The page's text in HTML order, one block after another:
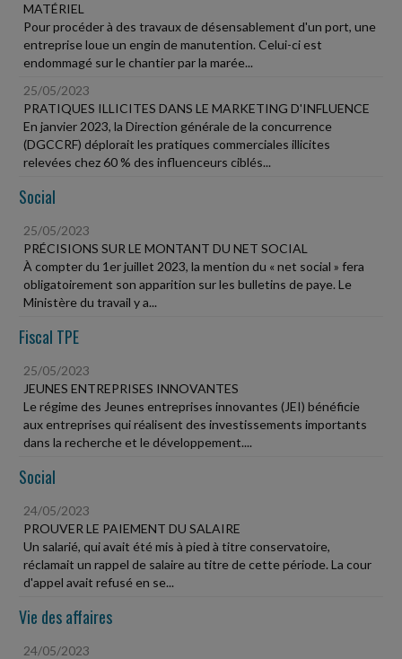
MATÉRIEL
Pour procéder à des travaux de désensablement d'un port, une
entreprise loue un engin de manutention. Celui-ci est
endommagé sur le chantier par la marée...
25/05/2023
PRATIQUES ILLICITES DANS LE MARKETING D'INFLUENCE
En janvier 2023, la Direction générale de la concurrence
(DGCCRF) déplorait les pratiques commerciales illicites
relevées chez 60 % des influenceurs ciblés...
Social
25/05/2023
PRÉCISIONS SUR LE MONTANT DU NET SOCIAL
À compter du 1er juillet 2023, la mention du « net social » fera
obligatoirement son apparition sur les bulletins de paye. Le
Ministère du travail y a...
Fiscal TPE
25/05/2023
JEUNES ENTREPRISES INNOVANTES
Le régime des Jeunes entreprises innovantes (JEI) bénéficie
aux entreprises qui réalisent des investissements importants
dans la recherche et le développement....
Social
24/05/2023
PROUVER LE PAIEMENT DU SALAIRE
Un salarié, qui avait été mis à pied à titre conservatoire,
réclamait un rappel de salaire au titre de cette période. La cour
d'appel avait refusé en se...
Vie des affaires
24/05/2023